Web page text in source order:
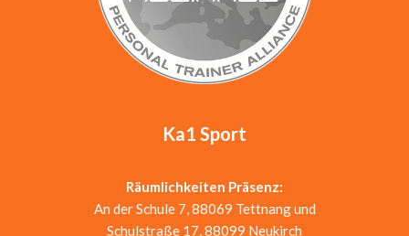
Ka1 Sport
Räumlichkeiten Präsenz:
An der Schule 7, 88069 Tettnang und
Schulstraße 17, 88099 Neukirch